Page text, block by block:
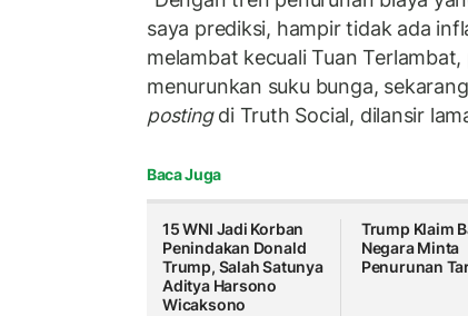
saya prediksi, hampir tidak ada
melambat kecuali Tuan
menurunkan suku bunga,
postingdi Truth Social, dilansir
Baca Juga
15 WNI Jadi Korban
Penindakan Donald
Trump, Salah Satunya
Aditya Harsono
Wicaksono
Trump Klaim
Negara Minta
Penurunan